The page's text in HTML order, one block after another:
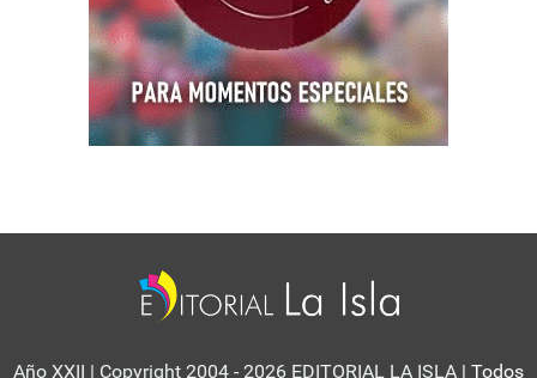
Año XXII | Copyright 2004 - 2026 EDITORIAL LA ISLA | Todos